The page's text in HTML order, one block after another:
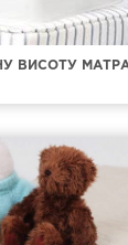
ВИСОТУ